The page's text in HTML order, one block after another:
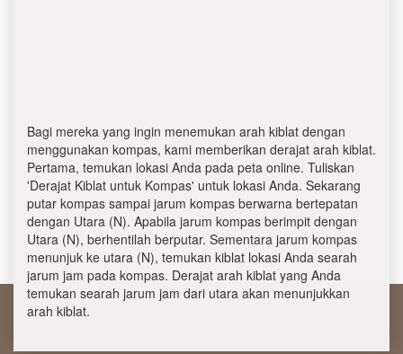
Bagi mereka yang ingin menemukan arah kiblat dengan
menggunakan kompas, kami memberikan derajat arah kiblat.
Pertama, temukan lokasi Anda pada peta online. Tuliskan
'Derajat Kiblat untuk Kompas' untuk lokasi Anda. Sekarang
putar kompas sampai jarum kompas berwarna bertepatan
dengan Utara (N). Apabila jarum kompas berimpit dengan
Utara (N), berhentilah berputar. Sementara jarum kompas
menunjuk ke utara (N), temukan kiblat lokasi Anda searah
jarum jam pada kompas. Derajat arah kiblat yang Anda
temukan searah jarum jam dari utara akan menunjukkan
arah kiblat.